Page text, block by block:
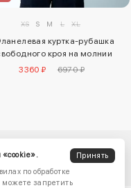
XS S M L XL
куртка-рубашка
кроя на молнии
3360 ₽
6970 ₽
«cookie».
Принять
по обработке
можете запретить